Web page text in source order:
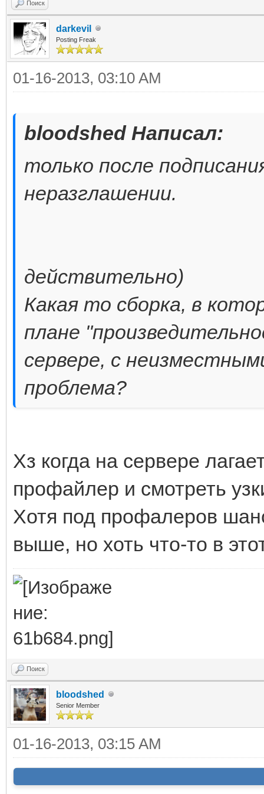
Поиск
darkevil
Posting Freak
01-16-2013, 03:10 AM
bloodshed Написал:
только после
неразглашении.
действительно)
Какая то сборка, в
плане
сервере, с
проблема?
Хз когда на сервере
профайлер и смотреть
Хотя под профалеров
выше, но хоть что-то в
Поиск
bloodshed
Senior Member
01-16-2013, 03:15 AM